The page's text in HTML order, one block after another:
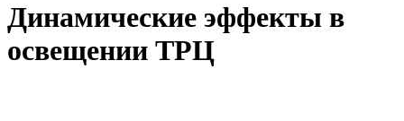
Динамические эффекты в
освещении ТРЦ